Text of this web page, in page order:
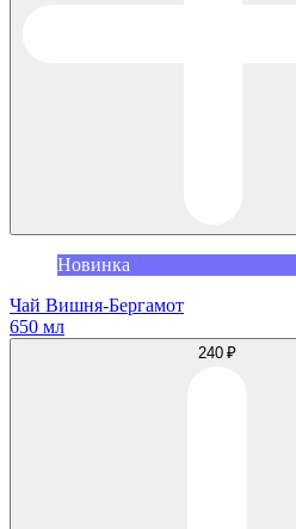
Новинка
Чай Вишня-Бергамот
650 мл
240 ₽